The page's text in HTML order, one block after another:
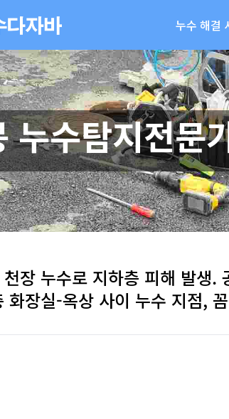
누수 해결
누수탐지전문
장 누수로 지하층 피해 발생
장실-옥상 사이 누수 지점,